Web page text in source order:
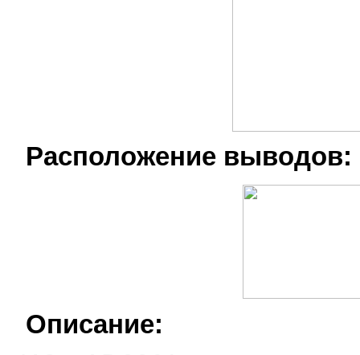
Расположение выводов:
Описание: